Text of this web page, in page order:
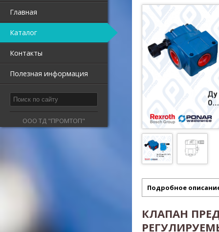
Главная
Каталог
Контакты
Полезная информация
ООО ТД "ПРОМТОП"
Подробное
КЛАПАН